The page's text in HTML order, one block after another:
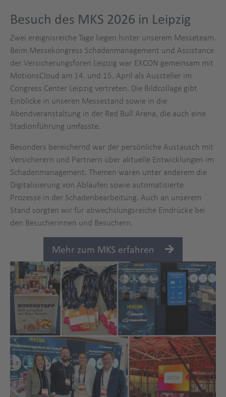
TitleBesuch des MKS 2026 in Leipzig
Zwei ereignisreiche Tage liegen hinter unserem Messeteam.
Beim Messekongress Schadenmanagement und Assistance
der Versicherungsforen Leipzig war EXCON gemeinsam mit
MotionsCloud am 14. und 15. April als Aussteller im
Congress Center Leipzig vertreten. Die Bildcollage gibt
Einblicke in unseren Messestand sowie in die
Abendveranstaltung in der Red Bull Arena, die auch eine
Stadionführung umfasste.
Besonders bereichernd war der persönliche Austausch mit
Versicherern und Partnern über aktuelle Entwicklungen im
Schadenmanagement. Themen waren unter anderem die
Digitalisierung von Abläufen sowie automatisierte
Prozesse in der Schadenbearbeitung. Auch an unserem
Stand sorgten wir für abwechslungsreiche Eindrücke bei
den Besucherinnen und Besuchern.
Mehr zum MKS erfahren
flotte